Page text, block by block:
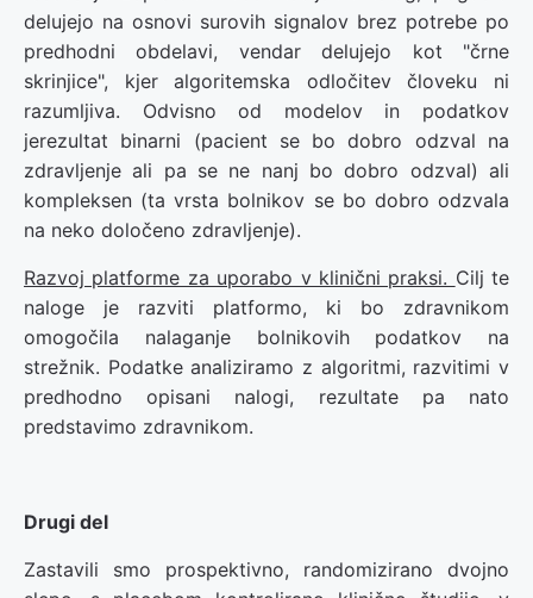
delujejo na osnovi surovih signalov brez potrebe po
predhodni obdelavi, vendar delujejo kot "črne
skrinjice", kjer algoritemska odločitev človeku ni
razumljiva. Odvisno od modelov in podatkov
jerezultat binarni (pacient se bo dobro odzval na
zdravljenje ali pa se ne nanj bo dobro odzval) ali
kompleksen (ta vrsta bolnikov se bo dobro odzvala
na neko določeno zdravljenje).
Razvoj platforme za uporabo v klinični praksi. Cilj te
naloge je razviti platformo, ki bo zdravnikom
omogočila nalaganje bolnikovih podatkov na
strežnik. Podatke analiziramo z algoritmi, razvitimi v
predhodno opisani nalogi, rezultate pa nato
predstavimo zdravnikom.
Drugi del
Zastavili smo prospektivno, randomizirano dvojno